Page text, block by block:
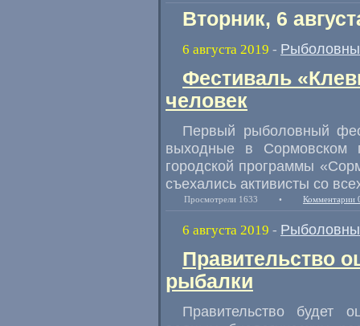
Вторник, 6
6 августа 2019 -
Фестиваль
человек
Первый рыболовный
выходные в Сормовском
городской программы «
съехались активисты со
Просмотрели 1633 • Комментарии
6 августа 2019 -
Правительство
рыбалки
Правительство будет